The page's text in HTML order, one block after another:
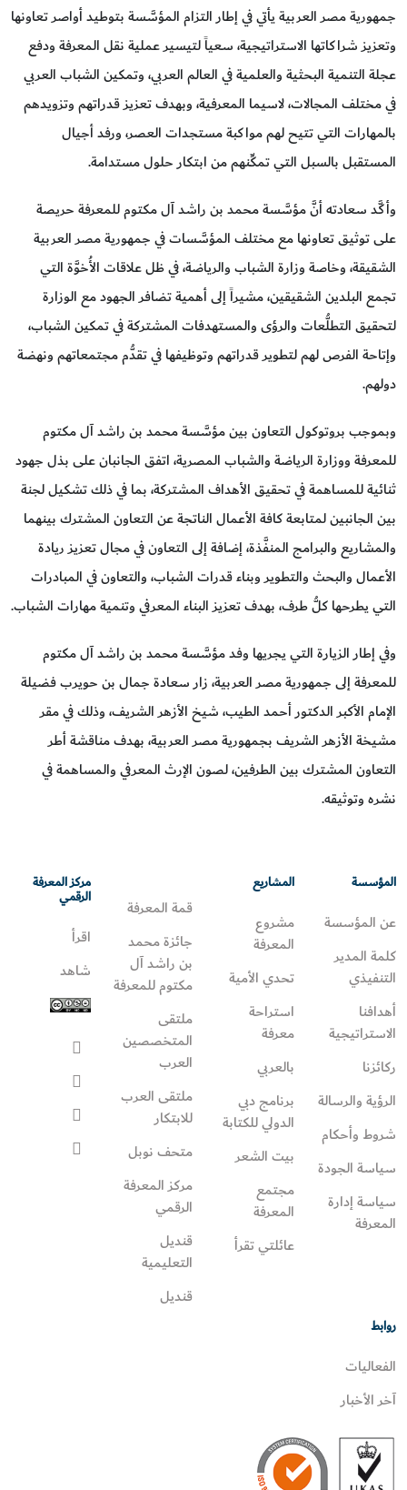
جمهورية مصر العربية يأتي في إطار التزام المؤسَّسة بتوطيد أواصر تعاونها
وتعزيز شراكاتها الاستراتيجية، سعياً لتيسير عملية نقل المعرفة ودفع
عجلة التنمية البحثية والعلمية في العالم العربي، وتمكين الشباب العربي
في مختلف المجالات، لاسيما المعرفية، وبهدف تعزيز قدراتهم وتزويدهم
بالمهارات التي تتيح لهم مواكبة مستجدات العصر، ورفد أجيال
المستقبل بالسبل التي تمكِّنهم من ابتكار حلول مستدامة.
وأكَّد سعادته أنَّ مؤسَّسة محمد بن راشد آل مكتوم للمعرفة حريصة
على توثيق تعاونها مع مختلف المؤسَّسات في جمهورية مصر العربية
الشقيقة، وخاصة وزارة الشباب والرياضة، في ظل علاقات الأُخوَّة التي
تجمع البلدين الشقيقين، مشيراً إلى أهمية تضافر الجهود مع الوزارة
لتحقيق التطلُّعات والرؤى والمستهدفات المشتركة في تمكين الشباب،
وإتاحة الفرص لهم لتطوير قدراتهم وتوظيفها في تقدُّم مجتمعاتهم ونهضة
دولهم.
وبموجب بروتوكول التعاون بين مؤسَّسة محمد بن راشد آل مكتوم
للمعرفة ووزارة الرياضة والشباب المصرية، اتفق الجانبان على بذل جهود
ثنائية للمساهمة في تحقيق الأهداف المشتركة، بما في ذلك تشكيل لجنة
بين الجانبين لمتابعة كافة الأعمال الناتجة عن التعاون المشترك بينهما
والمشاريع والبرامج المنفَّذة، إضافة إلى التعاون في مجال تعزيز ريادة
الأعمال والبحث والتطوير وبناء قدرات الشباب، والتعاون في المبادرات
التي يطرحها كلُّ طرف، بهدف تعزيز البناء المعرفي وتنمية مهارات الشباب.
وفي إطار الزيارة التي يجريها وفد مؤسَّسة محمد بن راشد آل مكتوم
للمعرفة إلى جمهورية مصر العربية، زار سعادة جمال بن حويرب فضيلة
الإمام الأكبر الدكتور أحمد الطيب، شيخ الأزهر الشريف، وذلك في مقر
مشيخة الأزهر الشريف بجمهورية مصر العربية، بهدف مناقشة أطر
التعاون المشترك بين الطرفين، لصون الإرث المعرفي والمساهمة في
نشره وتوثيقه.
المؤسسة
عن المؤسسة
كلمة المدير
التنفيذي
أهدافنا
الاستراتيجية
ركائزنا
الرؤية والرسالة
شروط وأحكام
سياسة الجودة
سياسة إدارة
المعرفة
المشاريع
مشروع
المعرفة
تحدي الأمية
استراحة
معرفة
بالعربي
برنامج دبي
الدولي للكتابة
بيت الشعر
مجتمع
المعرفة
عائلتي تقرأ‎
قمة المعرفة
جائزة محمد
بن راشد آل
مكتوم للمعرفة
ملتقى
المتخصصين
العرب
ملتقى العرب
للابتكار
متحف نوبل
مركز المعرفة
الرقمي
قنديل
التعليمية
قنديل
مركز المعرفة
الرقمي
اقرأ
شاهد
روابط
الفعاليات
آخر الأخبار